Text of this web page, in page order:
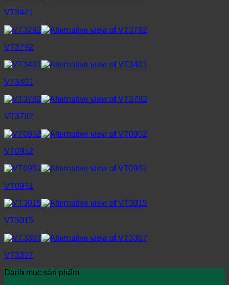
VT3421
VT3792
VT3401
VT3782
VT0952
VT0951
VT3015
VT3307
Danh mục sản phẩm